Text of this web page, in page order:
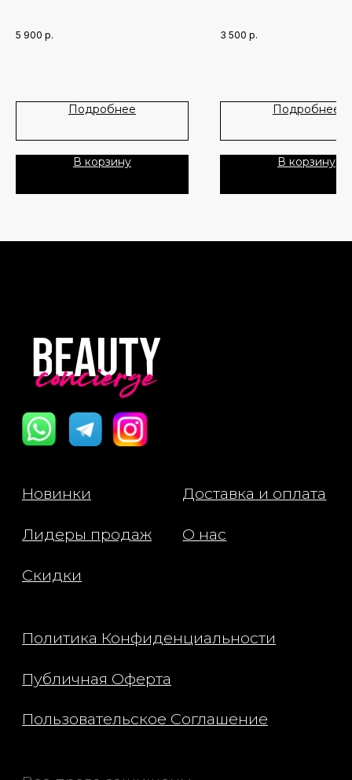
5 900 р.
Подробнее
В корзину
3 500 р.
Подробнее
В корзину
О нас
Лидеры продаж